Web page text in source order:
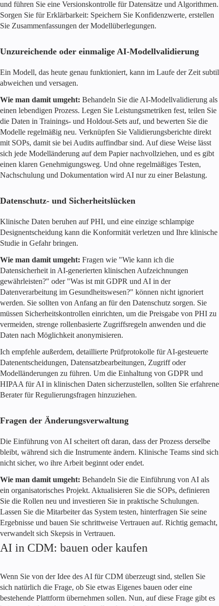
und führen Sie eine Versionskontrolle für Datensätze und Algorithmen.
Sorgen Sie für Erklärbarkeit: Speichern Sie Konfidenzwerte, erstellen
Sie Zusammenfassungen der Modellüberlegungen.
Unzureichende oder einmalige AI-Modellvalidierung
Ein Modell, das heute genau funktioniert, kann im Laufe der Zeit subtil
abweichen und versagen.
Wie man damit umgeht: Behandeln Sie die AI-Modellvalidierung als
einen lebendigen Prozess. Legen Sie Leistungsmetriken fest, teilen Sie
die Daten in Trainings- und Holdout-Sets auf, und bewerten Sie die
Modelle regelmäßig neu. Verknüpfen Sie Validierungsberichte direkt
mit SOPs, damit sie bei Audits auffindbar sind. Auf diese Weise lässt
sich jede Modelländerung auf dem Papier nachvollziehen, und es gibt
einen klaren Genehmigungsweg. Und ohne regelmäßiges Testen,
Nachschulung und Dokumentation wird AI nur zu einer Belastung.
Datenschutz- und Sicherheitslücken
Klinische Daten beruhen auf PHI, und eine einzige schlampige
Designentscheidung kann die Konformität verletzen und Ihre klinische
Studie in Gefahr bringen.
Wie man damit umgeht: Fragen wie "Wie kann ich die
Datensicherheit in AI-generierten klinischen Aufzeichnungen
gewährleisten?" oder "Was ist mit GDPR und AI in der
Datenverarbeitung im Gesundheitswesen?" können nicht ignoriert
werden. Sie sollten von Anfang an für den Datenschutz sorgen. Sie
müssen Sicherheitskontrollen einrichten, um die Preisgabe von PHI zu
vermeiden, strenge rollenbasierte Zugriffsregeln anwenden und die
Daten nach Möglichkeit anonymisieren.
Ich empfehle außerdem, detaillierte Prüfprotokolle für AI-gesteuerte
Datenentscheidungen, Datensatzbearbeitungen, Zugriff oder
Modelländerungen zu führen. Um die Einhaltung von GDPR und
HIPAA für AI in klinischen Daten sicherzustellen, sollten Sie erfahrene
Berater für Regulierungsfragen hinzuziehen.
Fragen der Änderungsverwaltung
Die Einführung von AI scheitert oft daran, dass der Prozess derselbe
bleibt, während sich die Instrumente ändern. Klinische Teams sind sich
nicht sicher, wo ihre Arbeit beginnt oder endet.
Wie man damit umgeht: Behandeln Sie die Einführung von AI als
ein organisatorisches Projekt. Aktualisieren Sie die SOPs, definieren
Sie die Rollen neu und investieren Sie in praktische Schulungen.
Lassen Sie die Mitarbeiter das System testen, hinterfragen Sie seine
Ergebnisse und bauen Sie schrittweise Vertrauen auf. Richtig gemacht,
verwandelt sich Skepsis in Vertrauen.
AI in CDM: bauen oder kaufen
Wenn Sie von der Idee des AI für CDM überzeugt sind, stellen Sie
sich natürlich die Frage, ob Sie etwas Eigenes bauen oder eine
bestehende Plattform übernehmen sollen. Nun, auf diese Frage gibt es